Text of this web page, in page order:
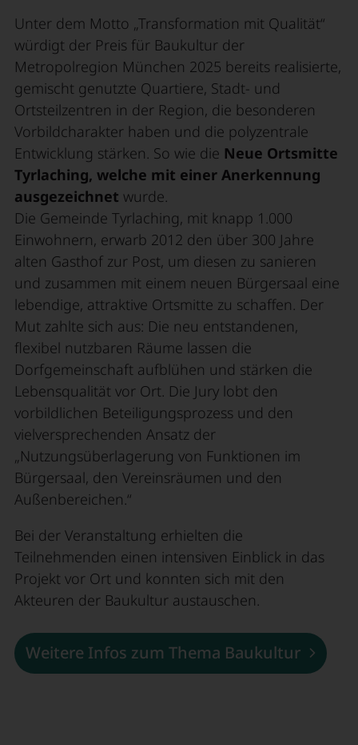
Unter dem Motto „Transformation mit Qualität“
würdigt der Preis für Baukultur der
Metropolregion München 2025 bereits realisierte,
gemischt genutzte Quartiere, Stadt- und
Ortsteilzentren in der Region, die besonderen
Vorbildcharakter haben und die polyzentrale
Entwicklung stärken. So wie die Neue Ortsmitte
Tyrlaching, welche mit einer Anerkennung
ausgezeichnet wurde.
Die Gemeinde Tyrlaching, mit knapp 1.000
Einwohnern, erwarb 2012 den über 300 Jahre
alten Gasthof zur Post, um diesen zu sanieren
und zusammen mit einem neuen Bürgersaal eine
lebendige, attraktive Ortsmitte zu schaffen. Der
Mut zahlte sich aus: Die neu entstandenen,
flexibel nutzbaren Räume lassen die
Dorfgemeinschaft aufblühen und stärken die
Lebensqualität vor Ort. Die Jury lobt den
vorbildlichen Beteiligungsprozess und den
vielversprechenden Ansatz der
„Nutzungsüberlagerung von Funktionen im
Bürgersaal, den Vereinsräumen und den
Außenbereichen.“
Bei der Veranstaltung erhielten die
Teilnehmenden einen intensiven Einblick in das
Projekt vor Ort und konnten sich mit den
Akteuren der Baukultur austauschen.
Weitere Infos zum Thema Baukultur